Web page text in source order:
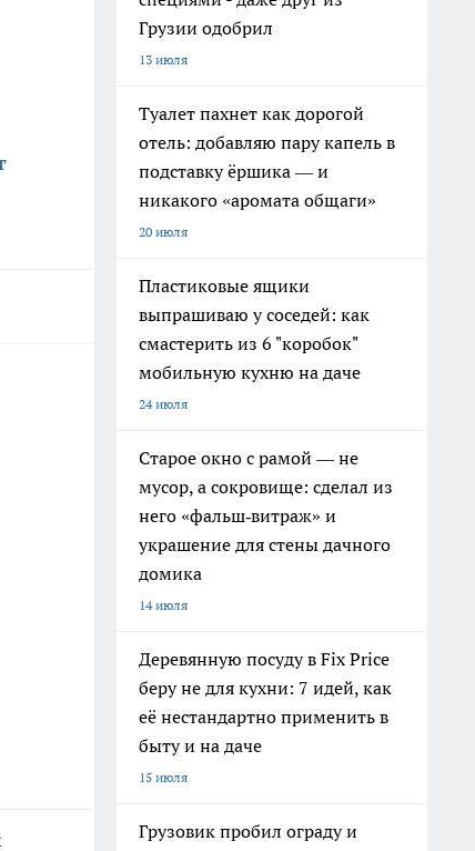
Грузии одобрил
13 июля
Туалет пахнет как дорогой
отель: добавляю пару капель в
подставку ёршика — и
никакого «аромата общаги»
20 июля
Пластиковые ящики
выпрашиваю у соседей: как
смастерить из 6 "коробок"
мобильную кухню на даче
24 июля
Старое окно с рамой — не
мусор, а сокровище: сделал из
него «фальш‑витраж» и
украшение для стены дачного
домика
14 июля
Деревянную посуду в Fix Price
беру не для кухни: 7 идей, как
её нестандартно применить в
быту и на даче
15 июля
Грузовик пробил ограду и